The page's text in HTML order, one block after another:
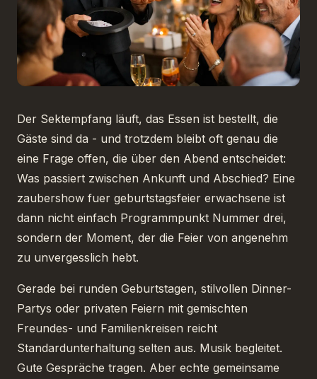
Der Sektempfang läuft, das Essen ist bestellt, die
Gäste sind da - und trotzdem bleibt oft genau die
eine Frage offen, die über den Abend entscheidet:
Was passiert zwischen Ankunft und Abschied? Eine
zaubershow fuer geburtstagsfeier erwachsene ist
dann nicht einfach Programmpunkt Nummer drei,
sondern der Moment, der die Feier von angenehm
zu unvergesslich hebt.
Gerade bei runden Geburtstagen, stilvollen Dinner-
Partys oder privaten Feiern mit gemischten
Freundes- und Familienkreisen reicht
Standardunterhaltung selten aus. Musik begleitet.
Gute Gespräche tragen. Aber echte gemeinsame